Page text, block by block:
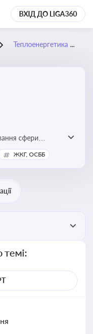
ВХІД ДО LIGA360
Теплоенергетика
сфери
для
та
ЖКГ, ОСББ